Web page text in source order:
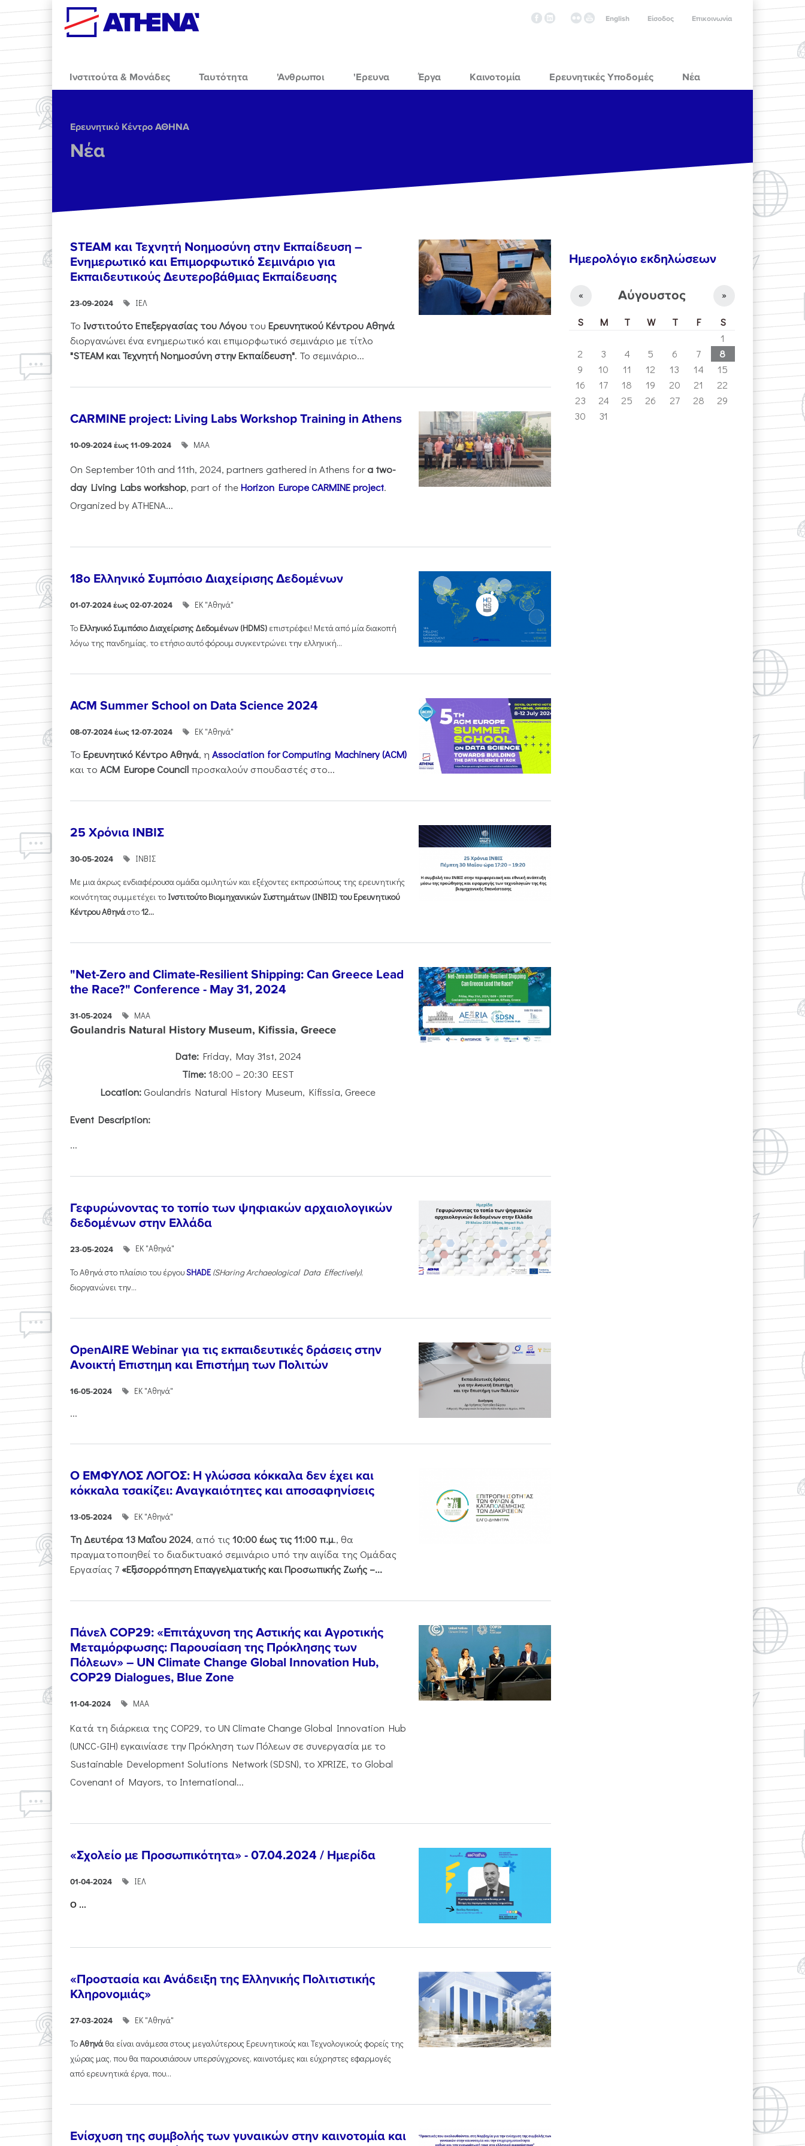
Skip to main content
Επικοινωνία
Είσοδος
English
Ινστιτούτα & Μονάδες Ταυτότητα 'Ανθρωποι 'Ερευνα Έργα Καινοτομία Ερευνητικές Υποδομές Νέα
Ερευνητικό Κέντρο ΑΘΗΝΑ
Νέα
STEAM και Τεχνητή Νοημοσύνη στην Εκπαίδευση –
Ενημερωτικό και Επιμορφωτικό Σεμινάριο για
Εκπαιδευτικούς Δευτεροβάθμιας Εκπαίδευσης
23-09-2024 ΙΕΛ
Το Ινστιτούτο Επεξεργασίας του Λόγου του Ερευνητικού Κέντρου Αθηνά
διοργανώνει ένα ενημερωτικό και επιμορφωτικό σεμινάριο με τίτλο
"STEAM και Τεχνητή Νοημοσύνη στην Εκπαίδευση". Το σεμινάριο...
CARMINE project: Living Labs Workshop Training in Athens
10-09-2024 έως 11-09-2024 ΜΑΑ
On September 10th and 11th, 2024, partners gathered in Athens fora two-
day Living Labs workshop, part of theHorizon EuropeCARMINE project.
Organized by ATHENA...
18o Ελληνικό Συμπόσιο Διαχείρισης Δεδομένων
01-07-2024 έως 02-07-2024 ΕΚ "Αθηνά"
Το Ελληνικό Συμπόσιο Διαχείρισης Δεδομένων (HDMS) επιστρέφει! Μετά από μία διακοπή
λόγω της πανδημίας, το ετήσιο αυτό φόρουμ συγκεντρώνει την ελληνική...
ACM Summer School on Data Science 2024
08-07-2024 έως 12-07-2024 ΕΚ "Αθηνά"
ΤοΕρευνητικό Κέντρο Αθηνά, ηAssociation for Computing Machinery (ACM)
και το ACM Europe Council προσκαλούν σπουδαστές στο...
25 Χρόνια ΙΝΒΙΣ
30-05-2024 ΙΝΒΙΣ
Με μια άκρως ενδιαφέρουσα ομάδα ομιλητών και εξέχοντες εκπροσώπους της ερευνητικής
κοινότητας συμμετέχει το Ινστιτούτο Βιομηχανικών Συστημάτων (ΙΝΒΙΣ) του Ερευνητικού
Κέντρου Αθηνάστο12...
"Net-Zero and Climate-Resilient Shipping: Can Greece Lead
the Race?" Conference - May 31, 2024
31-05-2024 ΜΑΑ
Goulandris Natural History Museum, Kifissia, Greece
Date:Friday, May 31st, 2024
Time:18:00 – 20:30 EEST
Location:Goulandris Natural History Museum, Kifissia, Greece
Event Description:
...
Γεφυρώνοντας το τοπίο των ψηφιακών αρχαιολογικών
δεδομένων στην Ελλάδα
23-05-2024 ΕΚ "Αθηνά"
Το Αθηνά στο πλαίσιο του έργουSHADE (SHaring Archaeological Data Effectively),
διοργανώνει την...
OpenAIRE Webinar για τις εκπαιδευτικές δράσεις στην
Ανοικτή Επιστημη και Επιστήμη των Πολιτών
16-05-2024 ΕΚ "Αθηνά"
...
Ο ΕΜΦΥΛΟΣ ΛΟΓΟΣ: Η γλώσσα κόκκαλα δεν έχει και
κόκκαλα τσακίζει: Αναγκαιότητες και αποσαφηνίσεις
13-05-2024 ΕΚ "Αθηνά"
Τη Δευτέρα 13 Μαΐου 2024, από τις10:00 έως τις 11:00 π.μ., θα
πραγματοποιηθεί το διαδικτυακό σεμινάριο υπό την αιγίδα της Ομάδας
Εργασίας 7«Εξισορρόπηση Επαγγελματικής και Προσωπικής Ζωής –...
Πάνελ COP29: «Επιτάχυνση της Αστικής και Αγροτικής
Μεταμόρφωσης: Παρουσίαση της Πρόκλησης των
Πόλεων» – UN Climate Change Global Innovation Hub,
COP29 Dialogues, Blue Zone
11-04-2024 ΜΑΑ
Κατά τη διάρκεια της COP29, το UN Climate Change Global Innovation Hub
(UNCC-GIH) εγκαινίασε την Πρόκληση των Πόλεων σε συνεργασία με το
Sustainable Development Solutions Network (SDSN), το XPRIZE, το Global
Covenant of Mayors, το International...
«Σχολείο με Προσωπικότητα» - 07.04.2024 / Ημερίδα
01-04-2024 ΙΕΛ
Ο ...
«Προστασία και Ανάδειξη της Ελληνικής Πολιτιστικής
Κληρονομιάς»
27-03-2024 ΕΚ "Αθηνά"
ΤοΑθηνάθα είναι ανάμεσα στους μεγαλύτερους Ερευνητικούς και Τεχνολογικούς φορείς της
χώρας μας, που θα παρουσιάσουν υπερσύγχρονες, καινοτόμες και εύχρηστες εφαρμογές
από ερευνητικά έργα, που...
Ενίσχυση της συμβολής των γυναικών στην καινοτομία και
Ημερολόγιο εκδηλώσεων
Αύγουστος
« »
S M T W T F
S
1
2
3 4 5 6 7
8
9
10 11 12 13 14
15
16
17 18 19 20 21
22
23
24 25 26 27 28
29
30
31